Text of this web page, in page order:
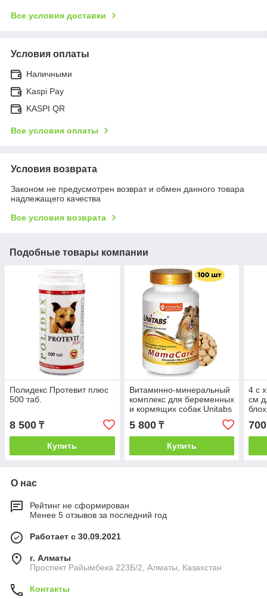
Все условия доставки
Условия оплаты
Наличными
Kaspi Pay
KASPI QR
Все условия оплаты
Условия возврата
Законом не предусмотрен возврат и обмен данного товара
надлежащего качества
Все условия возврата
Подобные товары компании
Полидекс Протевит плюс
500 таб.
8 500 ₸
Купить
Витаминно-минеральный
комплекс для беременных
и кормящих собак Unitabs
МамаCare, 100 таб.
5 800₸
Купить
4 с
см
блох
700
О нас
Рейтинг не сформирован
Менее 5 отзывов за последний год
Работает с 30.09.2021
г. Алматы
Проспект Райымбека 223Б/2, Алматы, Казахстан
Контакты